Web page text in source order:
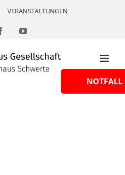
VERANSTALTUNGEN
FacebookYouTube
NOTFALL